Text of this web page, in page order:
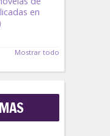
en
Mostrar todo